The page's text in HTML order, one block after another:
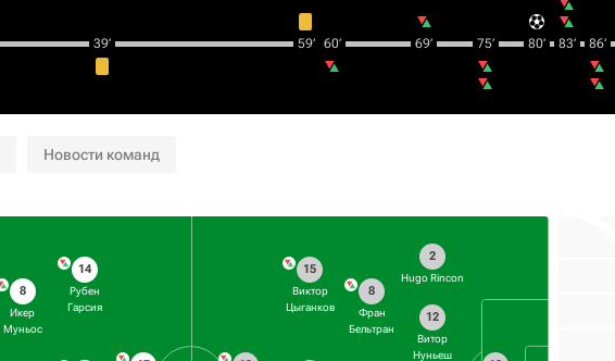
39‎’‎ 59‎’‎ 60‎’‎ 69‎’‎ 75‎’‎ 80‎’‎ 83‎’‎ 86‎’‎
Новости команд
8
Икер
Муньос
14
Рубен
Гарсия
2
Hugo Rincon
12
Витор
Нуньеш
8
Фран
Бельтран
15
Виктор
Цыганков